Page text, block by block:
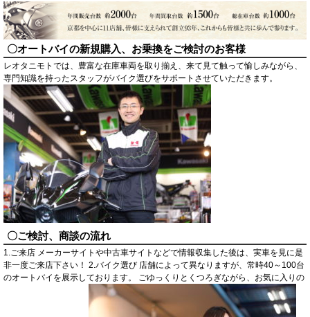
〇オートバイの新規購入、お乗換をご検討のお客様
レオタニモトでは、豊富な在庫車両を取り揃え、来て見て触って愉しみながら、
専門知識を持ったスタッフがバイク選びをサポートさせていただきます。
〇ご検討、商談の流れ
1.ご来店 メーカーサイトや中古車サイトなどで情報収集した後は、実車を見に是
非一度ご来店下さい！ 2.バイク選び 店舗によって異なりますが、常時40～100台
のオートバイを展示しております。 ごゆっくりとくつろぎながら、お気に入りの